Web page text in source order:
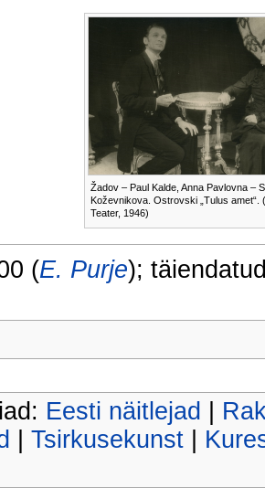
Žadov – Paul Kalde, Anna Pavlovna –
Koževnikova. Ostrovski „Tulus amet“.
Teater, 1946)
(E. Purje);
Eesti näitlejad
Tsirkusekunst